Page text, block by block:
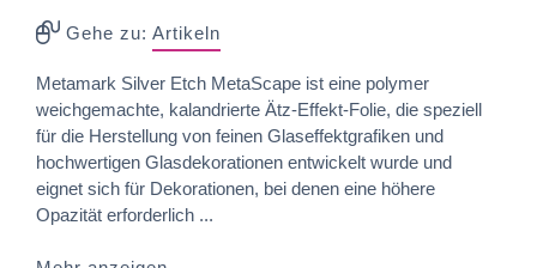
Gehe zu: Artikeln
Metamark Silver Etch MetaScape ist eine polymer
weichgemachte, kalandrierte Ätz-Effekt-Folie, die speziell
für die Herstellung von feinen Glaseffektgrafiken und
hochwertigen Glasdekorationen entwickelt wurde und
eignet sich für Dekorationen, bei denen eine höhere
Opazität erforderlich ...